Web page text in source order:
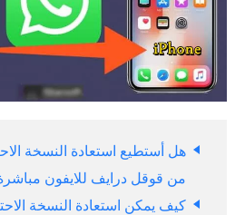
هل أستطيع استعادة النسخة
من قوقل درايف للايفون
كيف يمكن استعادة النسخة